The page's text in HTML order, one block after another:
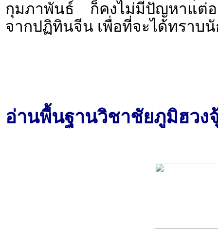
กุมภาพันธ์ ก็คงไม่มีปัญหาแต่อ
จากปฏิทินจีน เพื่อที่จะได้ทราบ
อ่านพื้นฐานวิชาชัยภูมิฮวง